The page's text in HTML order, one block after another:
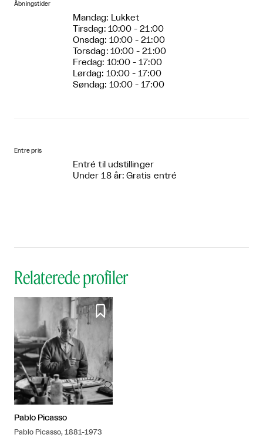
Åbningstider
Mandag: Lukket
Tirsdag: 10:00 - 21:00
Onsdag: 10:00 - 21:00
Torsdag: 10:00 - 21:00
Fredag: 10:00 - 17:00
Lørdag: 10:00 - 17:00
Søndag: 10:00 - 17:00
Entre pris
Entré til udstillinger
Under 18 år: Gratis entré
Relaterede profiler

Pablo Picasso
Pablo Picasso, 1881-1973